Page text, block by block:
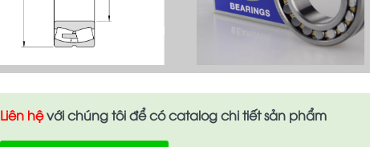
Liên hệvới chúng tôi để có catalog chi tiết sản phẩm